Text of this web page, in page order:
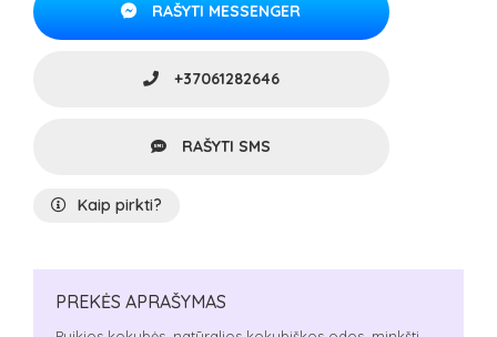
RAŠYTI MESSENGER
+37061282646
RAŠYTI SMS
Kaip pirkti?
PREKĖS APRAŠYMAS